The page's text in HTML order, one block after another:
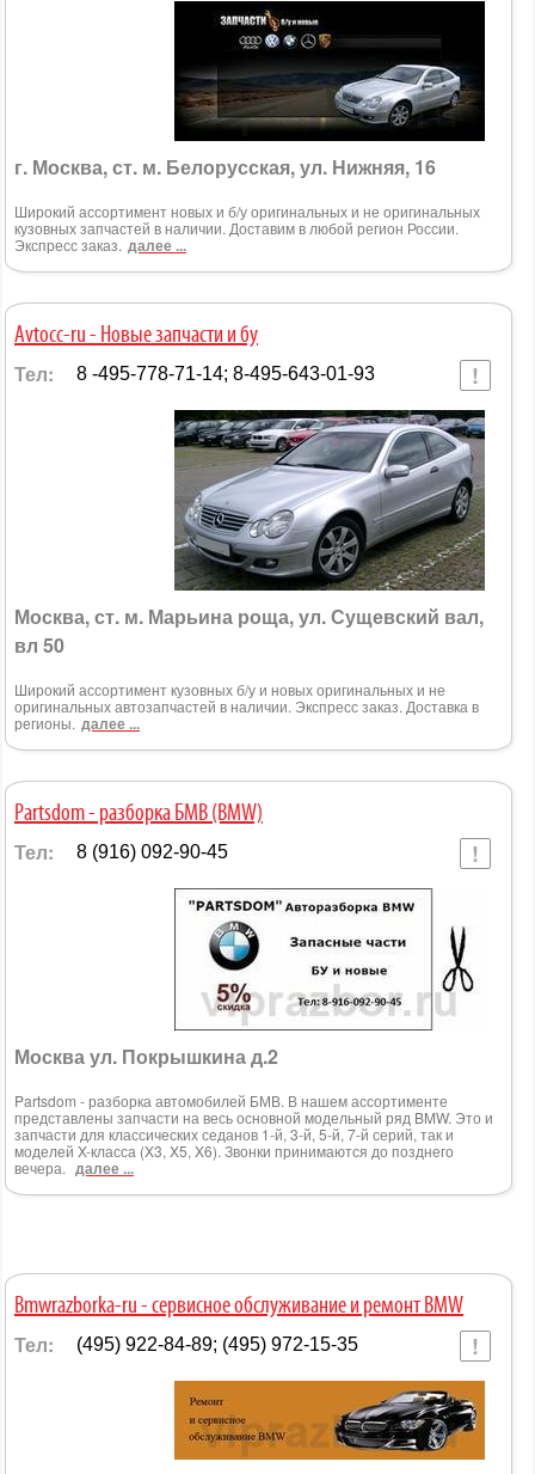
г. Москва, ст. м. Белорусская, ул. Нижняя, 16
Широкий ассортимент новых и б/у оригинальных и не оригинальных
кузовных запчастей в наличии. Доставим в любой регион России.
Экспресс заказ. далее ...
Avtocc-ru - Новые запчасти и бу
Тел: 8 -495-778-71-14; 8-495-643-01-93
Москва, ст. м. Марьина роща, ул. Сущевский вал,
вл 50
Широкий ассортимент кузовных б/у и новых оригинальных и не
оригинальных автозапчастей в наличии. Экспресс заказ. Доставка в
регионы. далее ...
Partsdom - разборка БМВ (BMW)
Тел: 8 (916) 092-90-45
Москва ул. Покрышкина д.2
Partsdom - разборка автомобилей БМВ. В нашем ассортименте
представлены запчасти на весь основной модельный ряд BMW. Это и
запчасти для классических седанов 1-й, 3-й, 5-й, 7-й серий, так и
моделей X-класса (X3, X5, X6). Звонки принимаются до позднего
вечера. далее ...
Bmwrazborka-ru - сервисное обслуживание и ремонт BMW
Тел: (495) 922-84-89; (495) 972-15-35